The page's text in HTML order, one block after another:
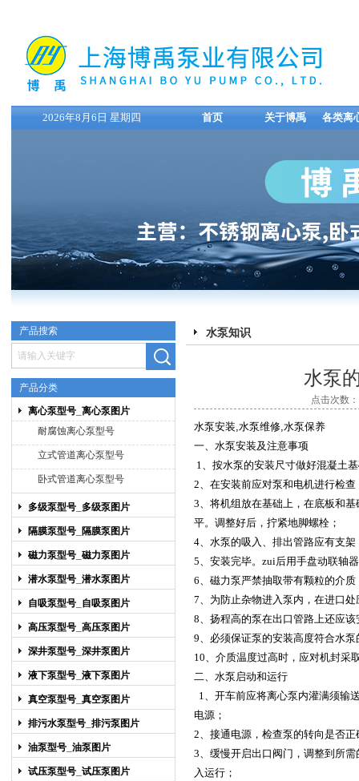
上海博禹泵业有限公司
2026年8月6日 星期四 首页 关于博禹 各类离
产品搜索
产品分类
离心泵型号_离心泵图片
耐腐蚀离心泵型号
立式管道离心泵型号
卧式管道离心泵型号
多级泵型号_多级泵图片
隔膜泵型号_隔膜泵图片
磁力泵型号_磁力泵图片
潜水泵型号_潜水泵图片
自吸泵型号_自吸泵图片
高压泵型号_高压泵图片
深井泵型号_深井泵图片
液下泵型号_液下泵图片
真空泵型号_真空泵图片
排污水泵型号_排污泵图片
油泵型号_油泵图片
试压泵型号_试压泵图片
水泵知识
水泵
点击次数
水泵安装,水泵维修,水泵保养
一、 水泵安装及注意事项
1、按水泵的安装尺寸做好混凝土
2、在安装前应对泵和电机进行检
3、将机组放在基础上，在底板和
平。调整好后，拧紧地脚螺栓；
4、 水泵的吸入、排出管路应有支
5、安装完毕。zui后用手盘动联轴
6、 磁力泵严禁抽取带有颗粒的介质
7、为防止杂物进入泵内，在进口
8、扬程高的泵在出口管路上还应
9、必须保证泵的安装高度符合水泵
10、介质温度过高时，应对机封采
二、 水泵启动和运行
1、开车前应将离心泵内灌满须输
电源；
2、接通电源，检查泵的转向是否正
3、缓慢开启出口阀门，调整到所
入运行；